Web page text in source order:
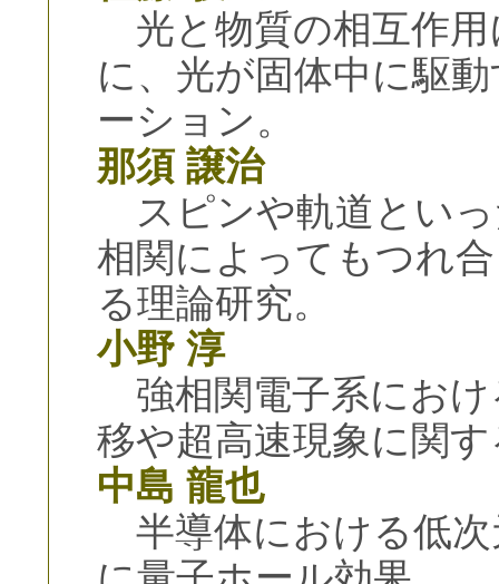
光と物質の相互作用
に、光が固体中に駆
ーション。
那須 譲治
スピンや軌道といっ
相関によってもつれ
る理論研究。
小野 淳
強相関電子系におけ
移や超高速現象に関
中島 龍也
半導体における低次